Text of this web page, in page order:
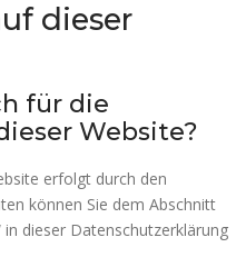
dieser
für die
Website?
erfolgt durch den
können Sie dem Abschnitt
in dieser Datenschutzerklärung